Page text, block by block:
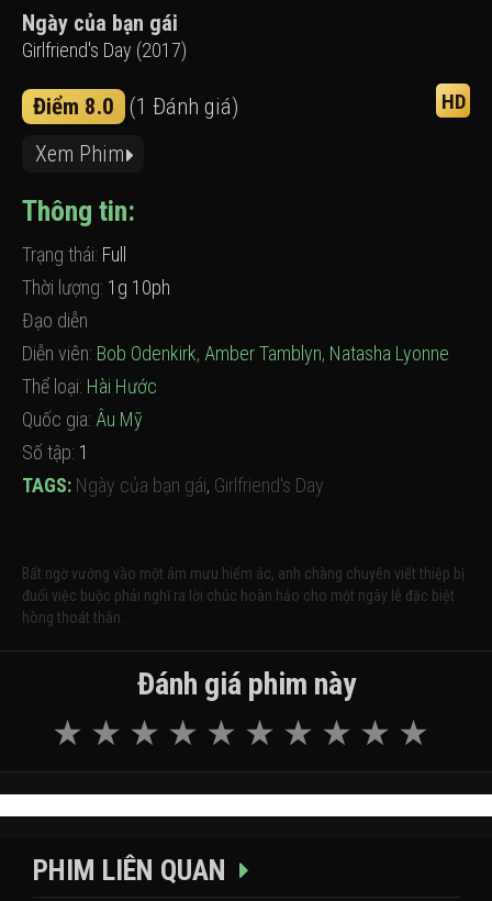
Ngày của bạn gái
Girlfriend's Day (2017)
Điểm 8.0 (1 Đánh giá) HD
Xem Phim
Thông tin:
Trạng thái: Full
Thời lượng: 1g 10ph
Đạo diễn
Diễn viên: Bob Odenkirk, Amber Tamblyn, Natasha Lyonne
Thể loại: Hài Hước
Quốc gia: Âu Mỹ
Số tập: 1
TAGS: Ngày của bạn gái, Girlfriend's Day
Bất ngờ vướng vào một âm mưu hiểm ác, anh chàng chuyên viết thiệp bị
đuổi việc buộc phải nghĩ ra lời chúc hoàn hảo cho một ngày lễ đặc biệt
hòng thoát thân.
Đánh giá phim này
PHIM LIÊN QUAN